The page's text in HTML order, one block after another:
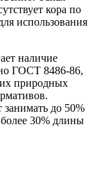
кора по
использования
наличие
ГОСТ 8486-86,
природных
до 50%
30% длины